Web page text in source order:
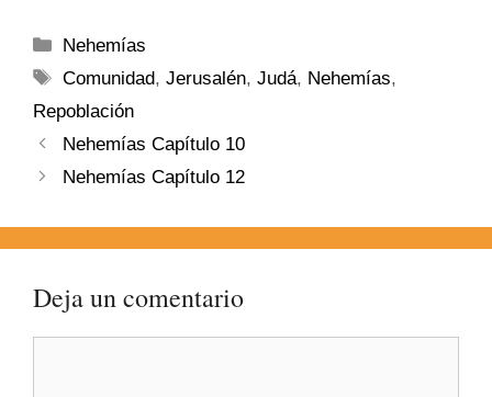
Nehemías
Comunidad,Jerusalén,Judá, Nehemías,
Repoblación
Nehemías Capítulo 10
Nehemías Capítulo 12
Deja un comentario